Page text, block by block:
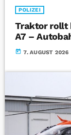
POLIZEI
Traktor rollt
A7 –
today 7. AUGUST 2026